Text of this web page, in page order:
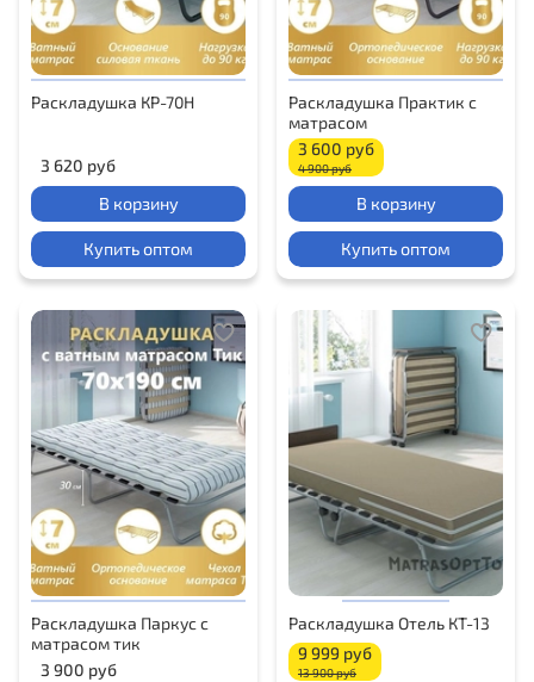
Раскладушка КР-70Н
3 620 руб
В корзину
Купить оптом
Раскладушка Практик с
матрасом
3 600 руб
4 900 руб
В корзину
Купить оптом
Раскладушка Паркус с
матрасом тик
3 900 руб
Раскладушка Отель КT-13
9 999 руб
13 900 руб